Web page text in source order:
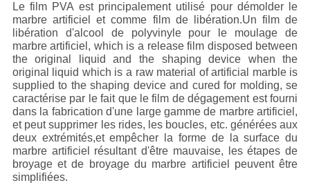
Le film PVA est principalement utilisé pour démolder le
marbre artificiel et comme film de libération.Un film de
libération d'alcool de polyvinyle pour le moulage de
marbre artificiel, which is a release film disposed between
the original liquid and the shaping device when the
original liquid which is a raw material of artificial marble is
supplied to the shaping device and cured for molding, se
caractérise par le fait que le film de dégagement est fourni
dans la fabrication d'une large gamme de marbre artificiel,
et peut supprimer les rides, les boucles, etc. générées aux
deux extrémités,et empêcher la forme de la surface du
marbre artificiel résultant d'être mauvaise, les étapes de
broyage et de broyage du marbre artificiel peuvent être
simplifiées.